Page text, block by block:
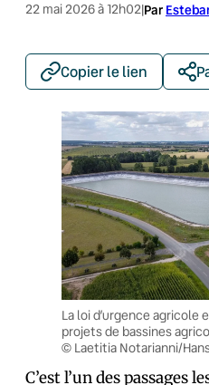
22 mai 2026 à 12h02|Par
Copier le lien
La loi d’urgence agricole
projets de bassines
© Laetitia Notarianni/
C’est l’un des passages